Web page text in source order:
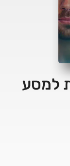
למסע